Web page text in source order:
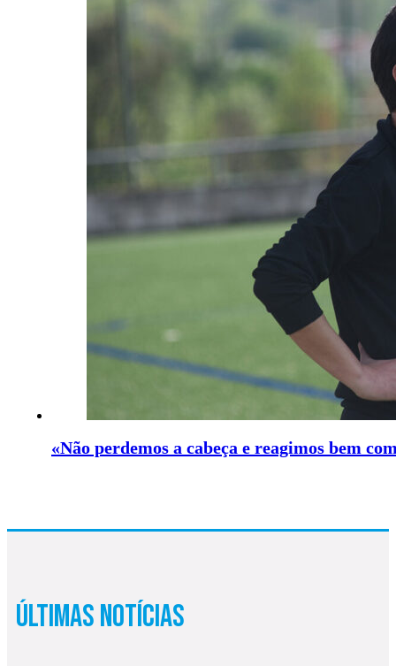
«Não perdemos a cabeça e reagimos bem
Últimas Notícias